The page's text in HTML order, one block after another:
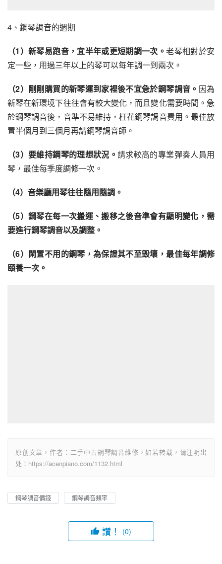
4、鋼琴調音的週期
（1）新琴易跑音，宜半年或更短期調一次。老琴相對於安
定一些，用過三年以上的琴可以每年調一到兩次。
（2）剛剛購買的新琴運到家裡後不宜急於鋼琴調音。 因為
新琴在新環境下往往會有較大變化，而且變化需要時間。急
於鋼琴調音後，音準不易維持，枉花鋼琴調音費用。最佳放
置半個月到三個月再請鋼琴調音師。
（3）要維持鋼琴的理想狀況。請求較高的專業彈奏人員用
琴，最佳每季度調修一次。
（4）音樂廳用琴往往隨用隨調。
（5）鋼琴在每一次搬運、搬移之後音準會有顯明變化，需
要進行鋼琴調音以及調整。
（6）閑置不用的鋼琴，為保證其不至毀壞，最佳每年調修
頤養一次。
原创文章，作者：二手中古鋼琴調音維修，如若转载，请注明出
处：https://acenpiano.com/1132.html
鋼琴調音價錢 鋼琴調音頻率
讚！ (0)